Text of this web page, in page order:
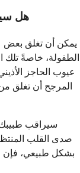
هل
يمكن أن تغلق بعض
المرجح أن تغلق
سيراقب
صدى القلب
بشكل طبيعي، فإن